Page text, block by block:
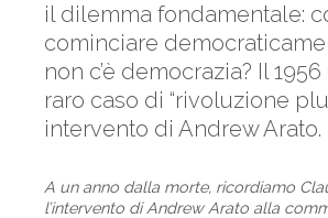
il dilemma fondamentale:
cominciare
non c’è democrazia? Il
raro caso di “rivoluzione
intervento di Andrew Arato.
A un anno dalla morte, ricordiamo
l’intervento di Andrew Arato alla